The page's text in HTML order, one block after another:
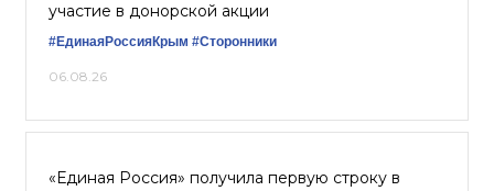
участие в донорской акции
#ЕдинаяРоссияКрым #Сторонники
06.08.26
«Единая Россия» получила первую строку в